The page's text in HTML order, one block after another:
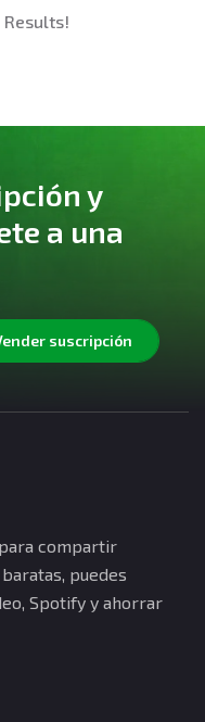
Results!
y
a una
suscripción
compartir
puedes
Spotify y ahorrar